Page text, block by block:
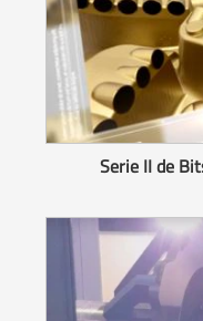
Serie II de